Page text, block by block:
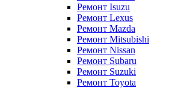
Ремонт Isuzu
Ремонт Lexus
Ремонт Mazda
Ремонт Mitsubishi
Ремонт Nissan
Ремонт Subaru
Ремонт Suzuki
Ремонт Toyota